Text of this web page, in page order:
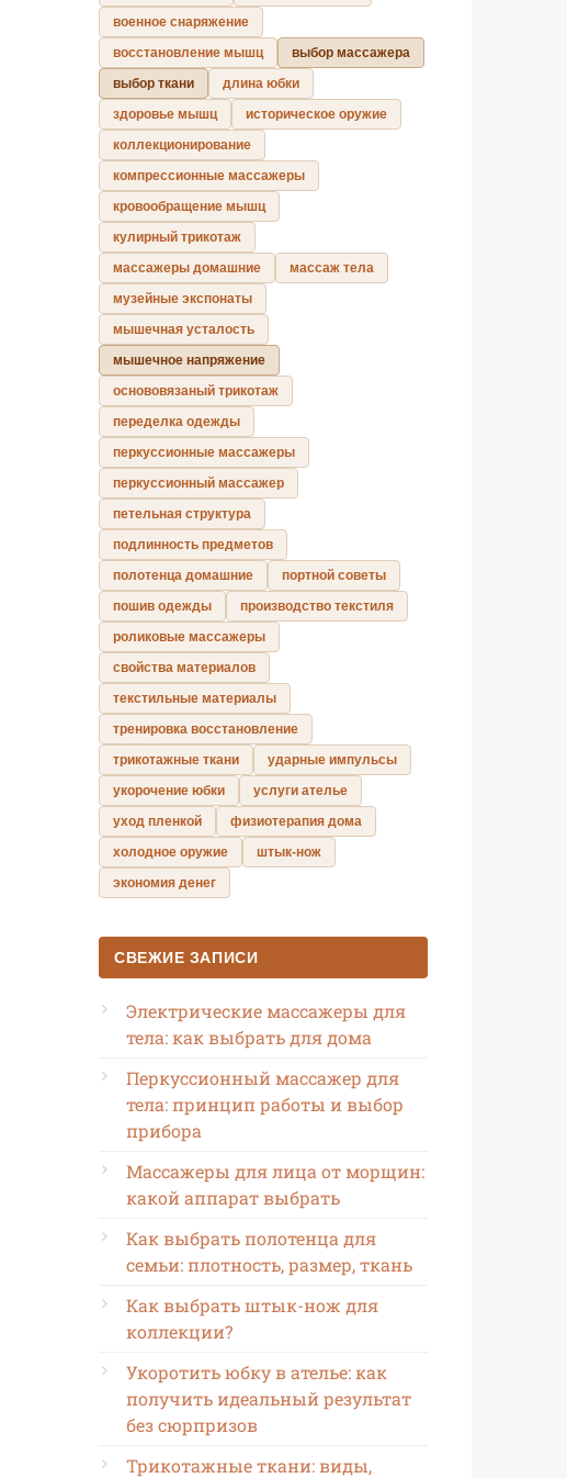
военное снаряжение
восстановление мышц
выбор массажера
выбор ткани
длина юбки
здоровье мышц
историческое оружие
коллекционирование
компрессионные массажеры
кровообращение мышц
кулирный трикотаж
массажеры домашние
массаж тела
музейные экспонаты
мышечная усталость
мышечное напряжение
основовязаный трикотаж
переделка одежды
перкуссионные массажеры
перкуссионный массажер
петельная структура
подлинность предметов
полотенца домашние
портной советы
пошив одежды
производство текстиля
роликовые массажеры
свойства материалов
текстильные материалы
тренировка восстановление
трикотажные ткани
ударные импульсы
укорочение юбки
услуги ателье
уход пленкой
физиотерапия дома
холодное оружие
штык-нож
экономия денег
СВЕЖИЕ ЗАПИСИ
Электрические массажеры для
тела: как выбрать для дома
Перкуссионный массажер для
тела: принцип работы и выбор
прибора
Массажеры для лица от морщин:
какой аппарат выбрать
Как выбрать полотенца для
семьи: плотность, размер, ткань
Как выбрать штык-нож для
коллекции?
Укоротить юбку в ателье: как
получить идеальный результат
без сюрпризов
Трикотажные ткани: виды,